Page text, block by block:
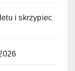
i skrzypiec